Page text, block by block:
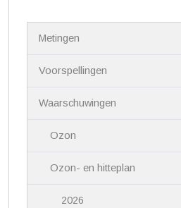
Metingen
Voorspellingen
Waarschuwingen
Ozon
Ozon- en hitteplan
2026